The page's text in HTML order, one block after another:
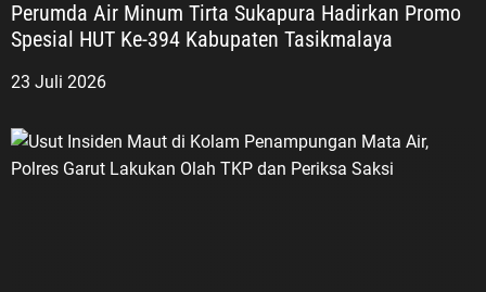
Perumda Air Minum Tirta Sukapura Hadirkan Promo
Spesial HUT Ke-394 Kabupaten Tasikmalaya
23 Juli 2026